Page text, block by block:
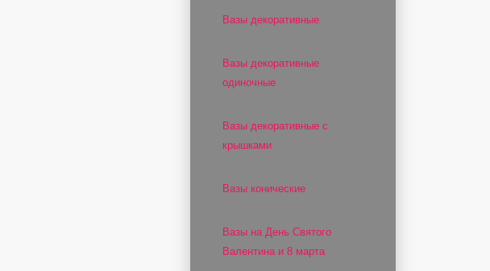
Вазы декоративные
Вазы декоративные
одиночные
Вазы декоративные с
крышками
Вазы конические
Вазы на День Святого
Валентина и 8 марта